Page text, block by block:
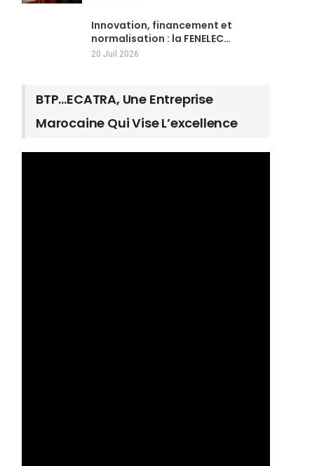
Innovation, financement et
normalisation : la FENELEC…
20 Juil 2026
BTP…ECATRA, Une Entreprise
Marocaine Qui Vise L’excellence